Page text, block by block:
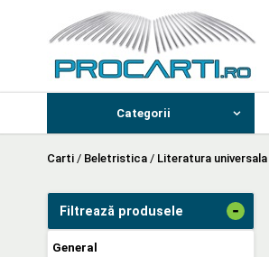
Categorii
Carti / Beletristica / Literatura universala
Filtrează produsele -
General